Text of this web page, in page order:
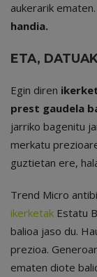
aukerarik ematen.
handia.
ETA,
Egin diren
prest gaudela
jarriko bagenitu
merkatu
guztietan ere,
Trend Micro
ikerketak Estatu
balioa jaso du.
prezioa.
ematen diote